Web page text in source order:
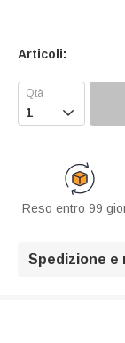
Articoli:

Reso entro 99
Spedizione e